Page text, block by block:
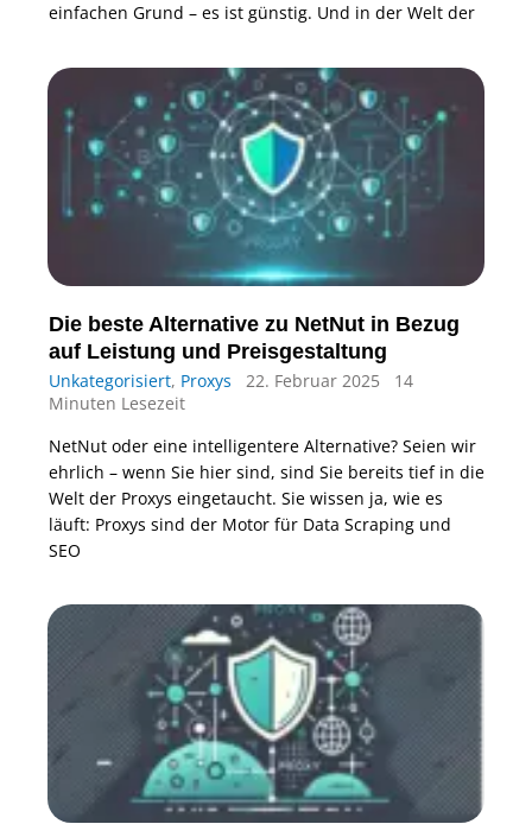
einfachen Grund – es ist günstig. Und in der Welt der
Die beste Alternative zu NetNut in Bezug
auf Leistung und Preisgestaltung
Unkategorisiert, Proxys 22. Februar 2025
14
Minuten Lesezeit
NetNut oder eine intelligentere Alternative? Seien wir
ehrlich – wenn Sie hier sind, sind Sie bereits tief in die
Welt der Proxys eingetaucht. Sie wissen ja, wie es
läuft: Proxys sind der Motor für Data Scraping und
SEO